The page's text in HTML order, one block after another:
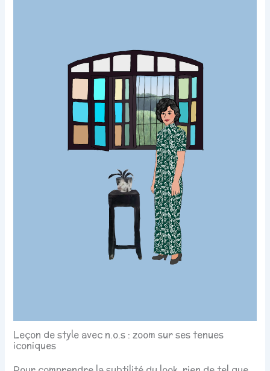
Leçon de style avec n.o.s : zoom sur ses tenues
iconiques